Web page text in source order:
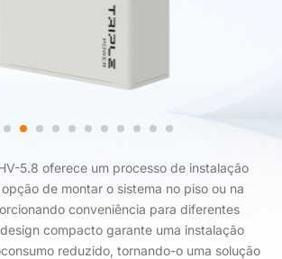
5.8 oferece um processo de instalação
de montar o sistema no piso ou na
conveniência para diferentes
compacto garante uma instalação
reduzido, tornando-o uma solução